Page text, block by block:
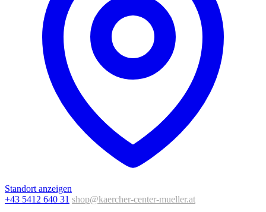
Standort anzeigen
+43 5412 640 31 shop@kaercher-center-mueller.at